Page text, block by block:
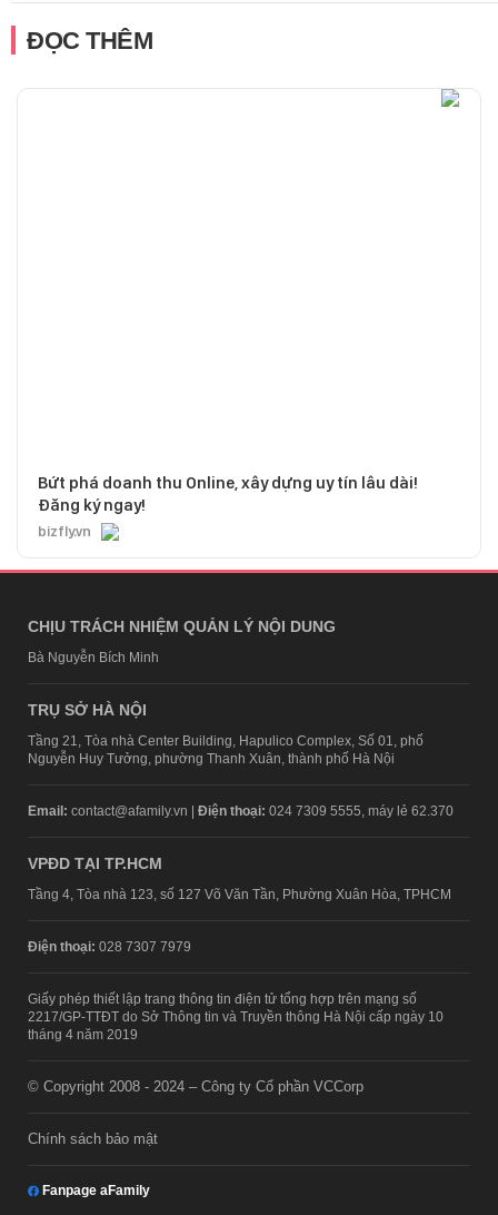
ĐỌC THÊM
Bứt phá doanh thu Online, xây dựng uy tín lâu dài!
Đăng ký ngay!
bizfly.vn
CHỊU TRÁCH NHIỆM QUẢN LÝ NỘI DUNG
Bà Nguyễn Bích Minh
TRỤ SỞ HÀ NỘI
Tầng 21, Tòa nhà Center Building, Hapulico Complex, Số 01, phố
Nguyễn Huy Tưởng, phường Thanh Xuân, thành phố Hà Nội
Email: contact@afamily.vn | Điện thoại: 024 7309 5555, máy lẻ 62.370
VPĐD TẠI TP.HCM
Tầng 4, Tòa nhà 123, số 127 Võ Văn Tần, Phường Xuân Hòa, TPHCM
Điện thoại: 028 7307 7979
Giấy phép thiết lập trang thông tin điện tử tổng hợp trên mạng số
2217/GP-TTĐT do Sở Thông tin và Truyền thông Hà Nội cấp ngày 10
tháng 4 năm 2019
© Copyright 2008 - 2024 – Công ty Cổ phần VCCorp
Chính sách bảo mật
Fanpage aFamily